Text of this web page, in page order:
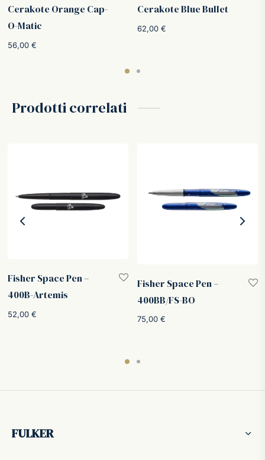
Cerakote Orange Cap-
O-Matic
56,00 €
Cerakote Blue Bullet
62,00 €
Prodotti correlati
Fisher Space Pen –
400B-Artemis
52,00 €
Fisher Space Pen –
400BB/FS-BO
75,00 €
FULKER